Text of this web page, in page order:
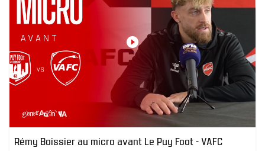
Rémy Boissier au micro avant Le Puy Foot - VAFC